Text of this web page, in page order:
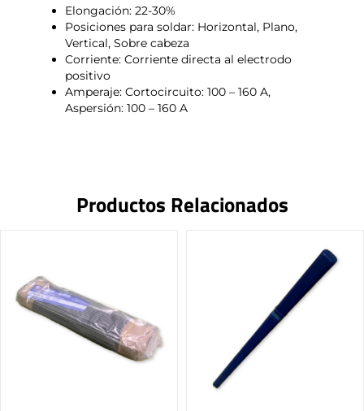
Elongación: 22-30%
Posiciones para soldar: Horizontal, Plano,
Vertical, Sobre cabeza
Corriente: Corriente directa al electrodo
positivo
Amperaje: Cortocircuito: 100 – 160 A,
Aspersión: 100 – 160 A
Productos Relacionados